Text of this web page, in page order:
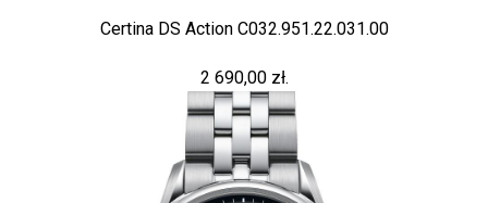
Certina DS Action C032.951.22.031.00
2 690,00 zł.